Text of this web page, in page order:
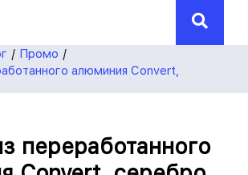
Промо
алюминия Convert,
переработанного